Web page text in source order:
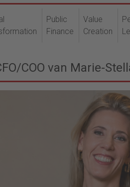
Public
Finance
Value
Creation
COO van Marie-